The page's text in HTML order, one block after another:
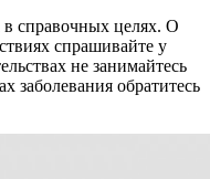
справочных целях. О
спрашивайте у
не занимайтесь
заболевания обратитесь